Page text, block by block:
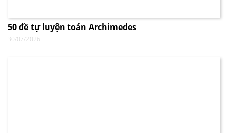
50 đề tự luyện toán Archimedes
30/07/2026